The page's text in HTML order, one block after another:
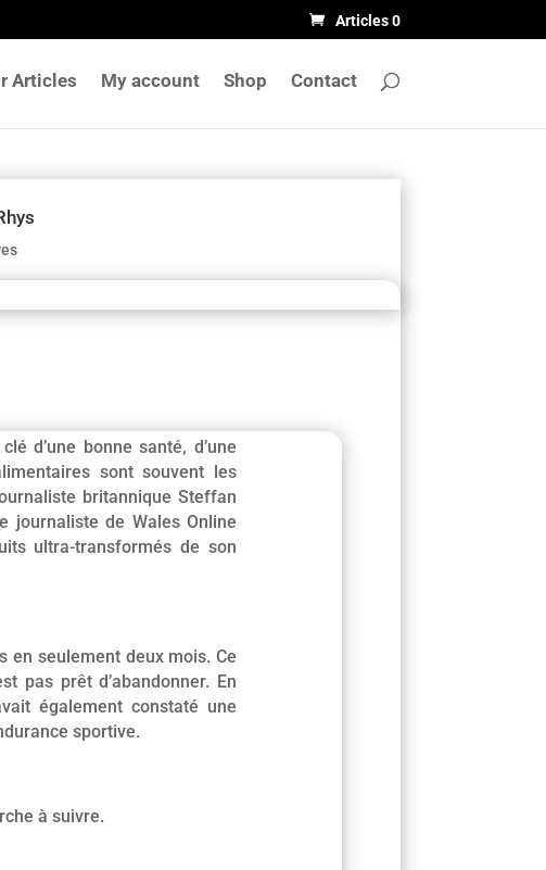
Articles 0
Articles My account Shop Contact
d’une bonne santé, d’une
sont souvent les
britannique Steffan
journaliste de Wales Online
ultra-transformés de son
en seulement deux mois. Ce
pas prêt d’abandonner. En
également constaté une
sportive.
à suivre.